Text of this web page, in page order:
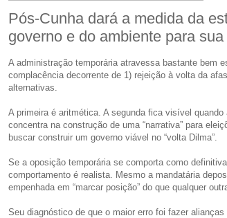
Pós-Cunha dará a medida da
governo e do ambiente para
A administração temporária atravessa bastante bem
complacência decorrente de 1) rejeição à volta da
alternativas.
A primeira é aritmética. A segunda fica visível
concentra na construção de uma “narrativa” para
buscar construir um governo viável no “volta Dilma”.
Se a oposição temporária se comporta como
comportamento é realista. Mesmo a mandatária
empenhada em “marcar posição” do que qualquer
Seu diagnóstico de que o maior erro foi fazer